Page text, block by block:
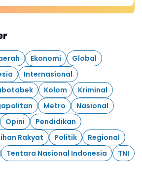
Ekonomi
Global
Internasional
Kolom
Kriminal
Metro
Nasional
Opini
Pendidikan
Rakyat Politik
Regional
Tentara Nasional Indonesia
TNI